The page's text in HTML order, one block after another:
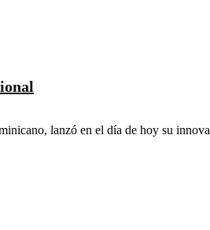
lanzó en el día de hoy su